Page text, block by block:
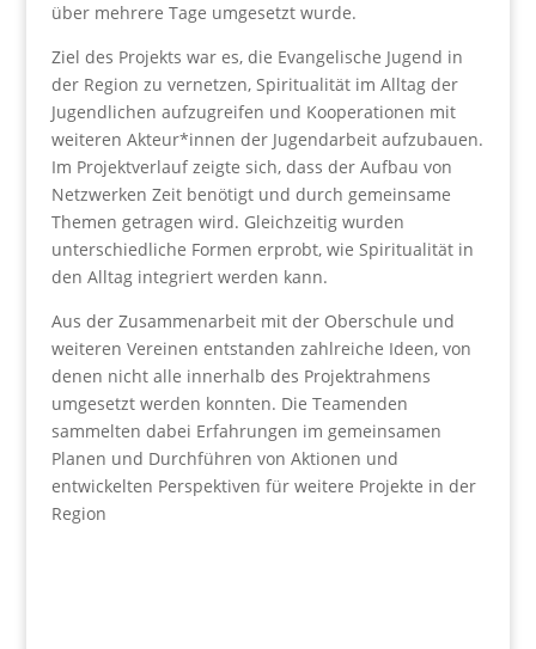
über mehrere Tage umgesetzt wurde.
Ziel des Projekts war es, die Evangelische Jugend in
der Region zu vernetzen, Spiritualität im Alltag der
Jugendlichen aufzugreifen und Kooperationen mit
weiteren Akteur*innen der Jugendarbeit aufzubauen.
Im Projektverlauf zeigte sich, dass der Aufbau von
Netzwerken Zeit benötigt und durch gemeinsame
Themen getragen wird. Gleichzeitig wurden
unterschiedliche Formen erprobt, wie Spiritualität in
den Alltag integriert werden kann.
Aus der Zusammenarbeit mit der Oberschule und
weiteren Vereinen entstanden zahlreiche Ideen, von
denen nicht alle innerhalb des Projektrahmens
umgesetzt werden konnten. Die Teamenden
sammelten dabei Erfahrungen im gemeinsamen
Planen und Durchführen von Aktionen und
entwickelten Perspektiven für weitere Projekte in der
Region